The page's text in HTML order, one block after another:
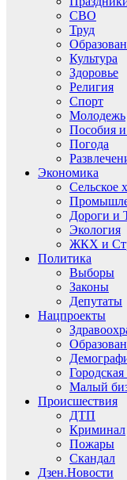
СВО
Труд
Культура
Здоровье
Религия
Спорт
Молодежь
Пособия
Погода
Экономика
Сельское
Дороги и
Экология
ЖКХ и
Политика
Выборы
Законы
Депутаты
Нацпроекты
Городская
Малый
Происшествия
ДТП
Криминал
Пожары
Скандал
Дзен.Новости